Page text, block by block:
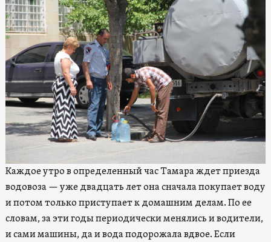
Каждое утро в определенный час Тамара ждет приезда
водовоза — уже двадцать лет она сначала покупает воду
и потом только приступает к домашним делам. По ее
словам, за эти годы периодически менялись и водители,
и сами машины, да и вода подорожала вдвое. Если